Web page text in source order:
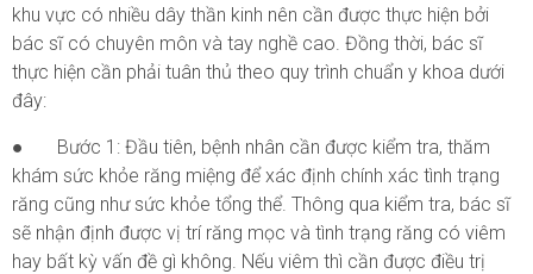
khu vực có nhiều dây thần kinh nên cần được thực hiện bởi
bác sĩ có chuyên môn và tay nghề cao. Đồng thời, bác sĩ
thực hiện cần phải tuân thủ theo quy trình chuẩn y khoa dưới
đây:
● Bước 1: Đầu tiên, bệnh nhân cần được kiểm tra, thăm
khám sức khỏe răng miệng để xác định chính xác tình trạng
răng cũng như sức khỏe tổng thể. Thông qua kiểm tra, bác sĩ
sẽ nhận định được vị trí răng mọc và tình trạng răng có viêm
hay bất kỳ vấn đề gì không. Nếu viêm thì cần được điều trị